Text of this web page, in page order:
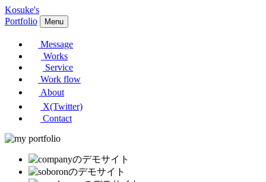
Kosuke's
Portfolio
Menu
Message
Works
Service
Work flow
About
X(Twitter)
Contact